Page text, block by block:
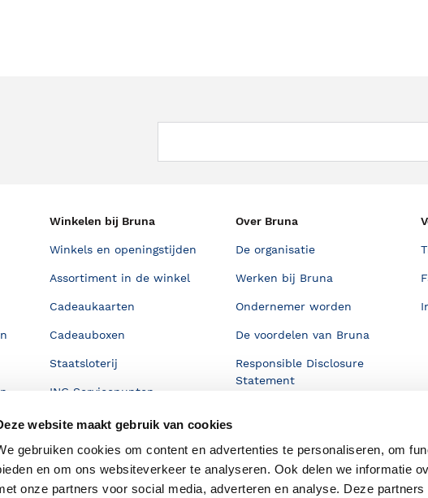
website maakt gebruik van cookies
gebruiken cookies om content en advertenties te personaliseren, om
en om ons websiteverkeer te analyseren. Ook delen we informatie
onze partners voor social media, adverteren en analyse. Deze
Winkelen bij Bruna
Winkels en openingstijden
Assortiment in de winkel
Cadeaukaarten
Cadeauboxen
Staatsloterij
ING Servicepunten
Over Bruna
De organisatie
Werken bij Bruna
Ondernemer worden
De voordelen van Bruna
Responsible Disclosure
Statement